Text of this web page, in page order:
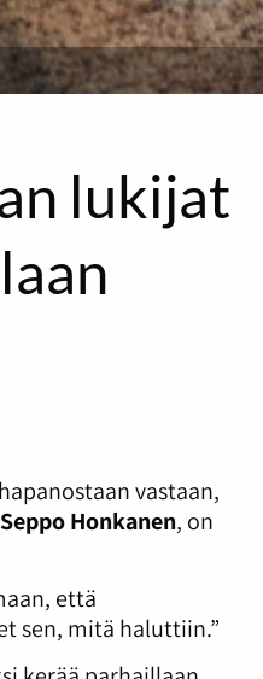
lukijat
vastaan,
Seppo Honkanen, on
että
sen, mitä haluttiin.”